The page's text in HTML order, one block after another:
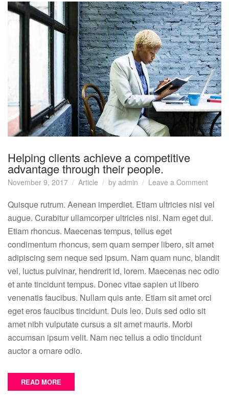
Helping clients achieve a competitive
advantage through their people.
November 9, 2017 Article by admin Leave a Commenton
clients
a
their
Quisque rutrum. Aenean imperdiet. Etiam ultricies nisi vel
augue. Curabitur ullamcorper ultricies nisi. Nam eget dui.
Etiam rhoncus. Maecenas tempus, tellus eget
condimentum rhoncus, sem quam semper libero, sit amet
adipiscing sem neque sed ipsum. Nam quam nunc, blandit
vel, luctus pulvinar, hendrerit id, lorem. Maecenas nec odio
et ante tincidunt tempus. Donec vitae sapien ut libero
venenatis faucibus. Nullam quis ante. Etiam sit amet orci
eget eros faucibus tincidunt. Duis leo. Duis sed odio sit
amet nibh vulputate cursus a sit amet mauris. Morbi
accumsan ipsum velit. Nam nec tellus a odio tincidunt
auctor a ornare odio.
READ MORE